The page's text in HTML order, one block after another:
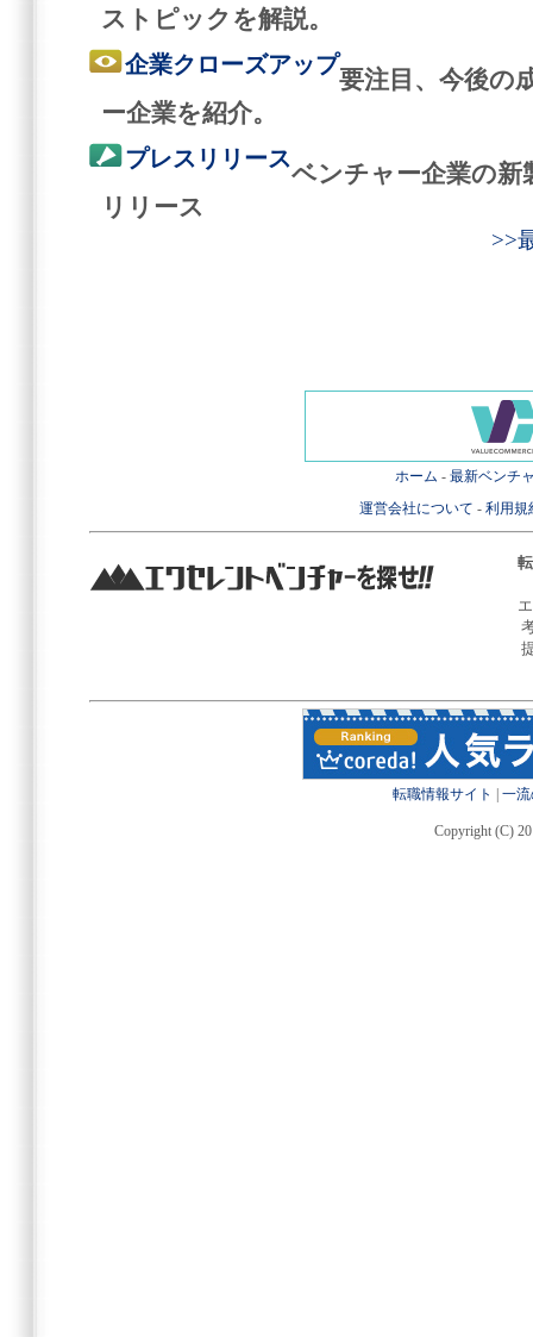
ストピックを解説。
企業クローズアップ
要注目、今後の
ー企業を紹介。
プレスリリース
ベンチャー企業の新
リリース
>>
ホーム - 最新ベンチ
運営会社について - 利用規
転職情報サイト 一
Copyright (C)